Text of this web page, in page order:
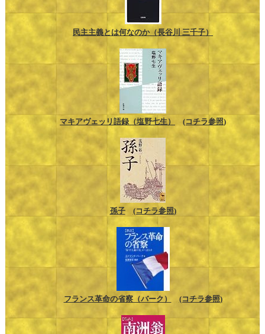
民主主義とは何なのか（長谷川 三千子）
マキアヴェッリ語録（塩野七生） (コチラ参照)
孫子 (コチラ参照)
フランス革命の省察（バーク） (コチラ参照)